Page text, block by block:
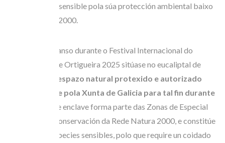
especialmente sensible pola súa protección ambiental baixo
a Rede Natura 2000.
A área de descanso durante o Festival Internacional do
Mundo Celta de Ortigueira 2025 sitúase no eucaliptal de
un espazo natural protexido e autorizado
expresamente pola Xunta de Galicia para tal fin durante
. Este enclave forma parte das Zonas de Especial
Protección e Conservación da Rede Natura 2000, e constitúe
o hábitat de especies sensibles, polo que require un coidado